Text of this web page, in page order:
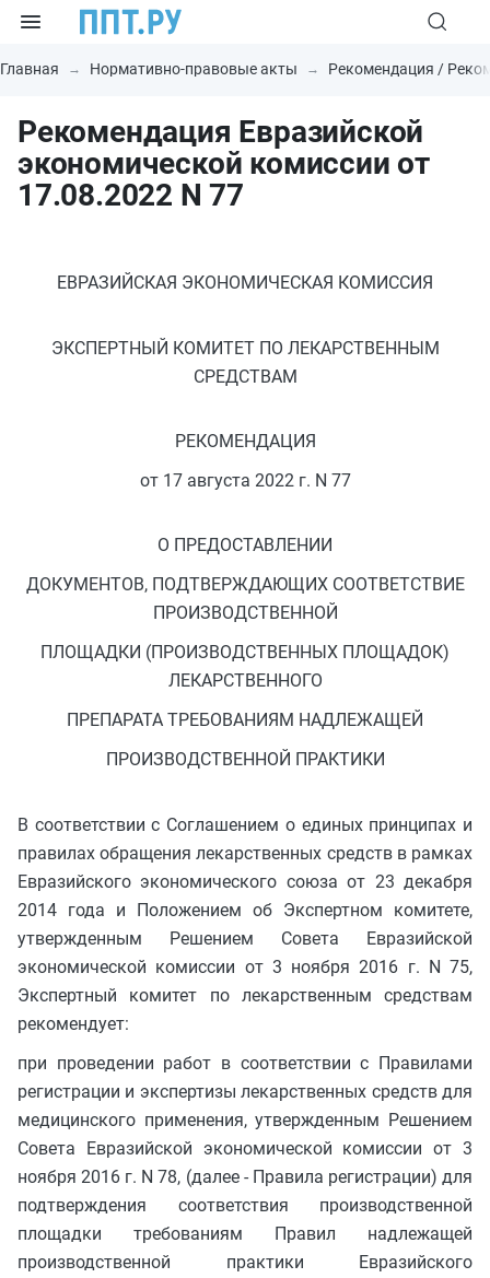
Главная Нормативно-правовые акты Рекомендация /
Рекомендация Евразийской
экономической комиссии от
17.08.2022 N 77
ЕВРАЗИЙСКАЯ ЭКОНОМИЧЕСКАЯ КОМИССИЯ
ЭКСПЕРТНЫЙ КОМИТЕТ ПО ЛЕКАРСТВЕННЫМ
СРЕДСТВАМ
РЕКОМЕНДАЦИЯ
от 17 августа 2022 г. N 77
О ПРЕДОСТАВЛЕНИИ
ДОКУМЕНТОВ, ПОДТВЕРЖДАЮЩИХ СООТВЕТСТВИЕ
ПРОИЗВОДСТВЕННОЙ
ПЛОЩАДКИ (ПРОИЗВОДСТВЕННЫХ ПЛОЩАДОК)
ЛЕКАРСТВЕННОГО
ПРЕПАРАТА ТРЕБОВАНИЯМ НАДЛЕЖАЩЕЙ
ПРОИЗВОДСТВЕННОЙ ПРАКТИКИ
В соответствии с Соглашением о единых принципах и
правилах обращения лекарственных средств в рамках
Евразийского экономического союза от 23 декабря
2014 года и Положением об Экспертном комитете,
утвержденным Решением Совета Евразийской
экономической комиссии от 3 ноября 2016 г. N 75,
Экспертный комитет по лекарственным средствам
рекомендует:
при проведении работ в соответствии с Правилами
регистрации и экспертизы лекарственных средств для
медицинского применения, утвержденным Решением
Совета Евразийской экономической комиссии от 3
ноября 2016 г. N 78, (далее - Правила регистрации) для
подтверждения соответствия производственной
площадки требованиям Правил надлежащей
производственной практики Евразийского